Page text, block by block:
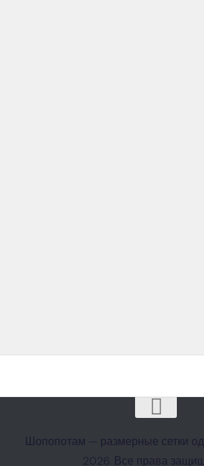
Шопопотам — размерные сетки
2026. Все права